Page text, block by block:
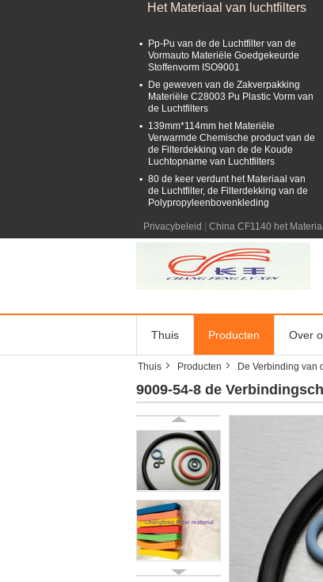
Het Materiaal van luchtfilters
Pp-Pu van de de Luchtfilter van de
Vormauto Materiële Goedgekeurde
Stoffenvorm ISO9001
De geweven van de Zakverpakking
Materiële C28003 Pu Plastic Vorm van
de Luchtfilters
139mm*114mm het Materiële
Verwarmde Chemische product van de
de Filterdekking van de de Koude
Luchtopname van Luchtfilters
80 de keer verdunt het Materiaal van
de Luchtfilter, de Filterdekking van de
Polypropyleenbovenkleding
Privacybeleid China CF1140 het
Thuis Producten Over
Thuis Producten De Verbinding van
9009-54-8 de